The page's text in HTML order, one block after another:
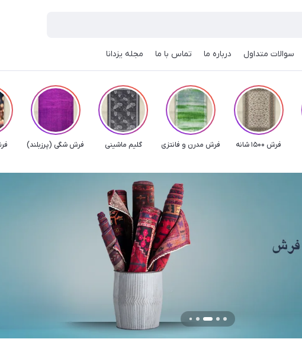
سوالات متداول درباره ما تماس با ما مجله یزدانا
فرش 1500 شانه فرش مدرن و فانتزی گلیم ماشینی فرش شگی (پرزبلند)